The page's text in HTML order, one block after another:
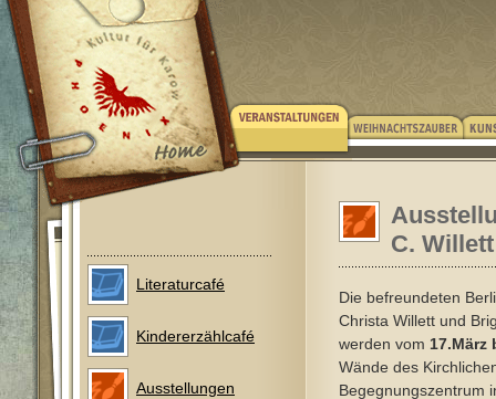
Literaturcafé
Kindererzählcafé
Ausstellungen
C.
Die befreundeten
Christa Willett und
werden vom 17.März
Wände des
Begegnungszentrum